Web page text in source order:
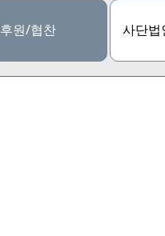
후원/협찬 사단법